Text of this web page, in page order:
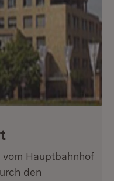
vom Hauptbahnhof
den